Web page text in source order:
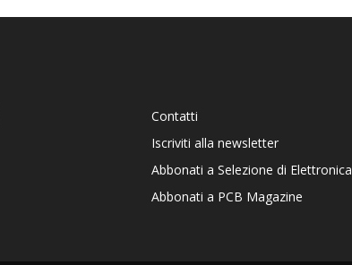
Contatti
Iscriviti alla newsletter
Abbonati a Selezione di Elettronica
Abbonati a PCB Magazine